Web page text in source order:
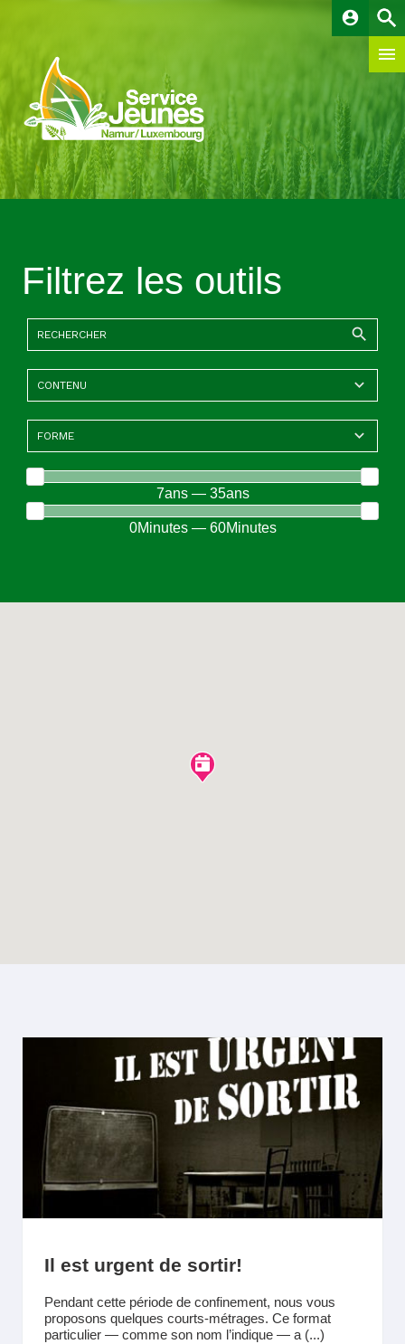
account_circle
Filtrez les outils
7ans — 35ans
0Minutes — 60Minutes
Il est urgent de sortir!
Pendant cette période de confinement, nous vous
proposons quelques courts-métrages. Ce format
particulier — comme son nom l’indique — a (...)